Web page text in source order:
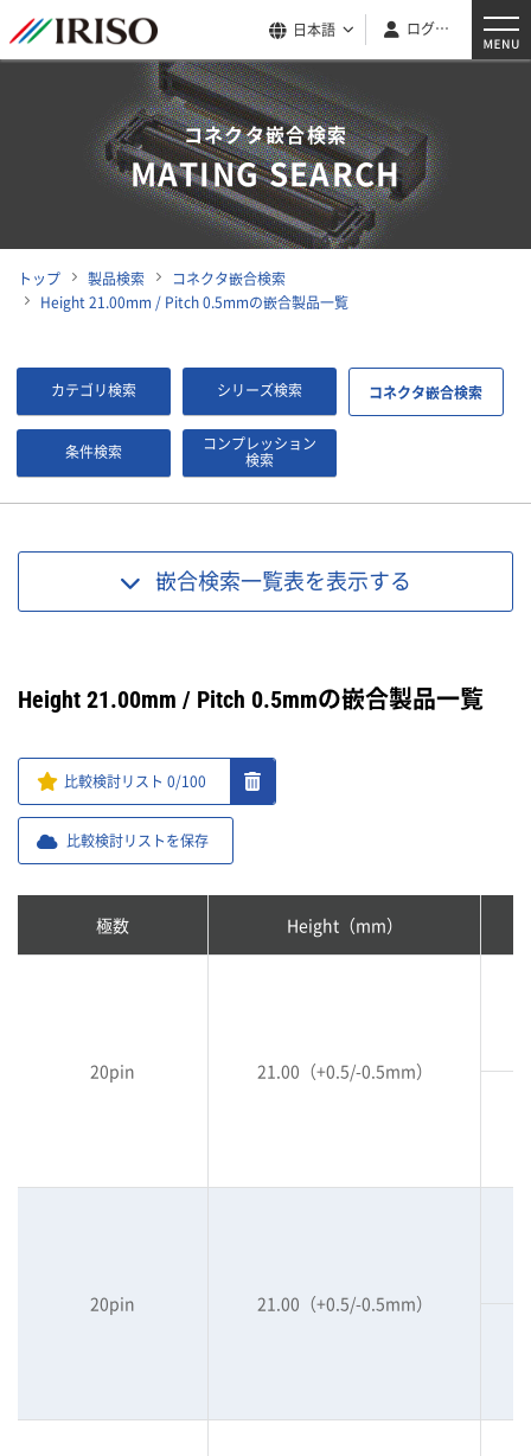
日本語 ログイン
コネクタ嵌合検索
MATING SEARCH
トップ 製品検索
コネクタ嵌合検索
Height 21.00mm / Pitch 0.5mmの嵌合製品一覧
カテゴリ検索 シリーズ検索 コネクタ嵌合検索
条件検索 コンプレッション
検索
嵌合検索一覧表を表示する
Height 21.00mm / Pitch 0.5mmの嵌合製品一覧
比較検討リスト 0/100
比較検討リストを保存
極数 Height（mm）
20pin 21.00（+0.5/-0.5mm）
20pin 21.00（+0.5/-0.5mm）